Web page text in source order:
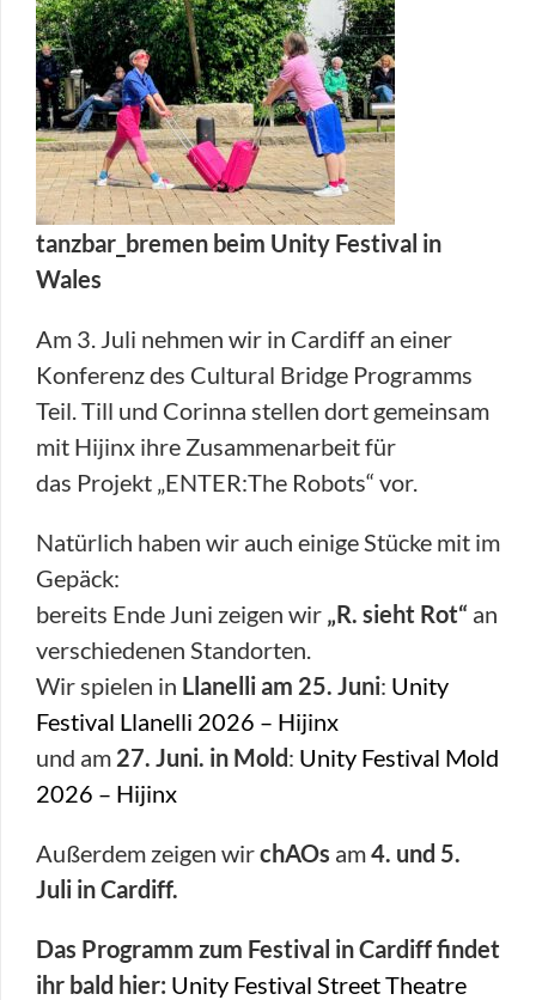
tanzbar_bremen beim Unity Festival in
Wales
Am 3. Juli nehmen wir in Cardiff an einer
Konferenz des Cultural Bridge Programms
Teil. Till und Corinna stellen dort gemeinsam
mit Hijinx ihre Zusammenarbeit für
das Projekt „ENTER:The Robots“ vor.
Natürlich haben wir auch einige Stücke mit im
Gepäck:
bereits Ende Juni zeigen wir „R. sieht Rot“ an
verschiedenen Standorten.
Wir spielen in Llanelli am 25. Juni: Unity
Festival Llanelli 2026 – Hijinx
und am 27. Juni. in Mold: Unity Festival Mold
2026 – Hijinx
Außerdem zeigen wirchAOs am4. und 5.
Juli in Cardiff.
Das Programm zum Festival in Cardiff findet
ihr bald hier: Unity Festival Street Theatre